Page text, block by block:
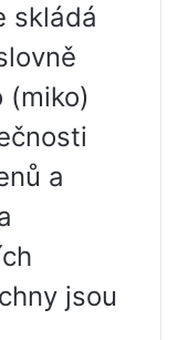
skládá
(miko)
a
jsou